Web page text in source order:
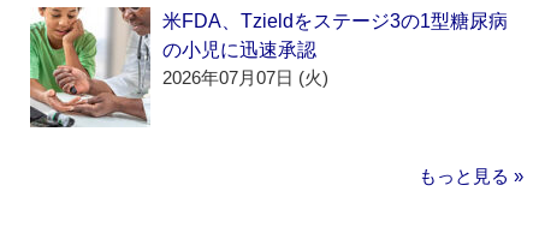
米FDA、Tzieldをステージ3の1型糖尿病
の小児に迅速承認
2026年07月07日 (火)
もっと見る »